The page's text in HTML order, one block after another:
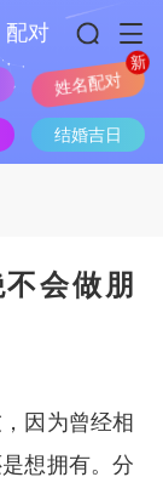
配对
姓名配对
结婚吉日
会做朋
因为曾经相
想拥有。分